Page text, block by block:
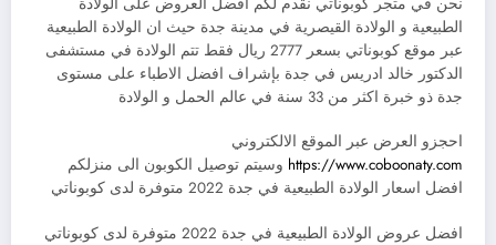
الطبيعية و الولادة القيصرية في مدينة جدة حيث ان الولادة الطبيعية
عبر موقع كوبوناتي بسعر 2777 ريال فقط تتم الولادة في مستشفى
الدكتور خالد ادريس في جدة بإشراف افضل الاطباء على مستوى
جدة ذو خبرة اكثر من 33 سنة في عالم الحمل و الولادة
احجزو العرض عبر الموقع الالكتروني
https://www.coboonaty.com وسيتم توصيل الكوبون الى منزلكم
افضل اسعار الولادة الطبيعية في جدة 2022 متوفرة لدى كوبوناتي
افضل عروض الولادة الطبيعية في جدة 2022 متوفرة لدى كوبوناتي